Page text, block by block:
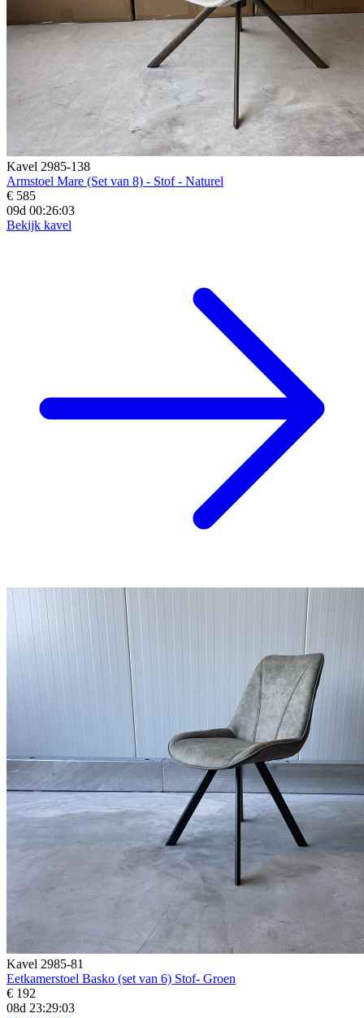
Kavel 2985-138
Armstoel Mare (Set van 8) - Stof - Naturel
€ 585
09d 00:26:02
Bekijk kavel
Kavel 2985-81
Eetkamerstoel Basko (set van 6) Stof- Groen
€ 192
08d 23:29:02